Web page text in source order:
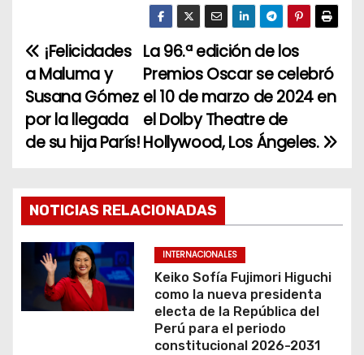
N
a
v
g
a
c
La 96.ª edición de los
Premios Oscar se celebró
el 10 de marzo de 2024 en
el Dolby Theatre de
Hollywood, Los Ángeles.
¡Felicidades
a Maluma y
Susana Gómez
por la llegada
de su hija París!
NOTICIAS RELACIONADAS
INTERNACIONALES
Keiko Sofía Fujimori Higuchi
como la nueva presidenta
electa de la República del
Perú para el periodo
constitucional 2026-2031